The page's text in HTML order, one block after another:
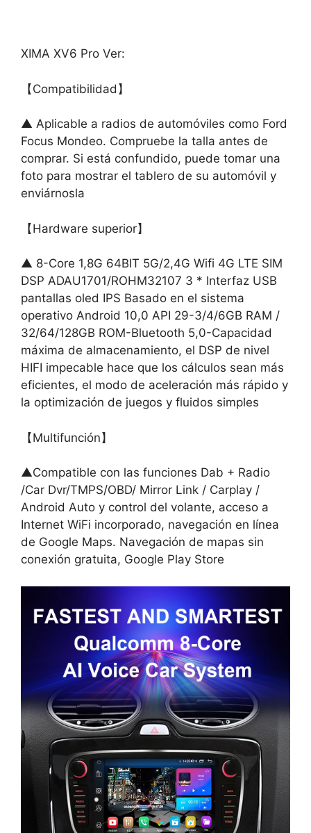
XIMA XV6 Pro Ver:
【Compatibilidad】
▲ Aplicable a radios de automóviles como Ford
Focus Mondeo. Compruebe la talla antes de
comprar. Si está confundido, puede tomar una
foto para mostrar el tablero de su automóvil y
enviárnosla
【Hardware superior】
▲ 8-Core 1,8G 64BIT 5G/2,4G Wifi 4G LTE SIM
DSP ADAU1701/ROHM32107 3 * Interfaz USB
pantallas oled IPS Basado en el sistema
operativo Android 10,0 API 29-3/4/6GB RAM /
32/64/128GB ROM-Bluetooth 5,0-Capacidad
máxima de almacenamiento, el DSP de nivel
HIFI impecable hace que los cálculos sean más
eficientes, el modo de aceleración más rápido y
la optimización de juegos y fluidos simples
【Multifunción】
▲Compatible con las funciones Dab + Radio
/Car Dvr/TMPS/OBD/ Mirror Link / Carplay /
Android Auto y control del volante, acceso a
Internet WiFi incorporado, navegación en línea
de Google Maps. Navegación de mapas sin
conexión gratuita, Google Play Store